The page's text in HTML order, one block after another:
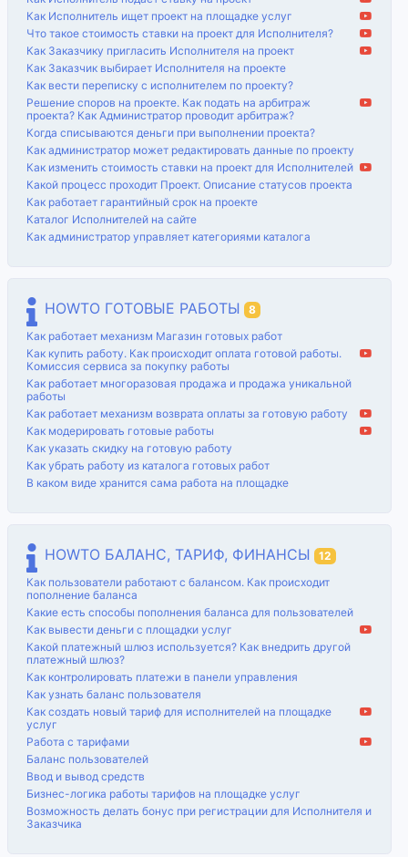
Как Исполнитель ищет проект на площадке услуг
Что такое стоимость ставки на проект для Исполнителя?
Как Заказчику пригласить Исполнителя на проект
Как Заказчик выбирает Исполнителя на проекте
Как вести переписку с исполнителем по проекту?
Решение споров на проекте. Как подать на арбитраж
проекта? Как Администратор проводит арбитраж?
Когда списываются деньги при выполнении проекта?
Как администратор может редактировать данные по проекту
Как изменить стоимость ставки на проект для Исполнителей
Какой процесс проходит Проект. Описание статусов проекта
Как работает гарантийный срок на проекте
Каталог Исполнителей на сайте
Как администратор управляет категориями каталога
HOWTO ГОТОВЫЕ РАБОТЫ
8
Как работает механизм Магазин готовых работ
Как купить работу. Как происходит оплата готовой работы.
Комиссия сервиса за покупку работы
Как работает многоразовая продажа и продажа уникальной
работы
Как работает механизм возврата оплаты за готовую работу
Как модерировать готовые работы
Как указать скидку на готовую работу
Как убрать работу из каталога готовых работ
В каком виде хранится сама работа на площадке
HOWTO БАЛАНС, ТАРИФ, ФИНАНСЫ
12
Как пользователи работают с балансом. Как происходит
пополнение баланса
Какие есть способы пополнения баланса для пользователей
Как вывести деньги с площадки услуг
Какой платежный шлюз используется? Как внедрить другой
платежный шлюз?
Как контролировать платежи в панели управления
Как узнать баланс пользователя
Как создать новый тариф для исполнителей на площадке
услуг
Работа с тарифами
Баланс пользователей
Ввод и вывод средств
Бизнес-логика работы тарифов на площадке услуг
Возможность делать бонус при регистрации для Исполнителя и
Заказчика